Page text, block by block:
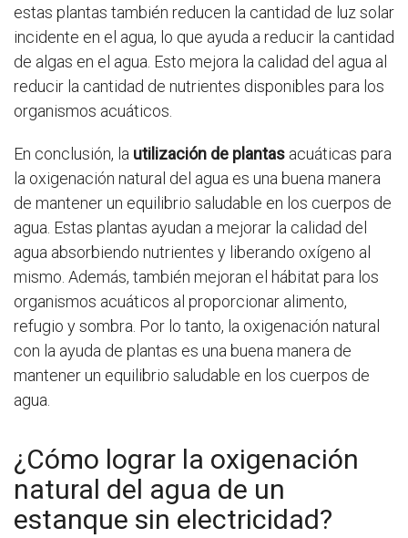
estas plantas también reducen la cantidad de luz solar
incidente en el agua, lo que ayuda a reducir la cantidad
de algas en el agua. Esto mejora la calidad del agua al
reducir la cantidad de nutrientes disponibles para los
organismos acuáticos.
En conclusión, la utilización de plantas acuáticas para
la oxigenación natural del agua es una buena manera
de mantener un equilibrio saludable en los cuerpos de
agua. Estas plantas ayudan a mejorar la calidad del
agua absorbiendo nutrientes y liberando oxígeno al
mismo. Además, también mejoran el hábitat para los
organismos acuáticos al proporcionar alimento,
refugio y sombra. Por lo tanto, la oxigenación natural
con la ayuda de plantas es una buena manera de
mantener un equilibrio saludable en los cuerpos de
agua.
¿Cómo lograr la oxigenación
natural del agua de un
estanque sin electricidad?